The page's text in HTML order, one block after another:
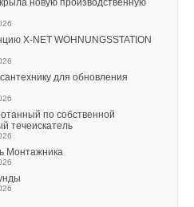
новую производственную
X-NET WOHNUNGSSTATION
для обновления
по собственной
течеискатель
Монтажника